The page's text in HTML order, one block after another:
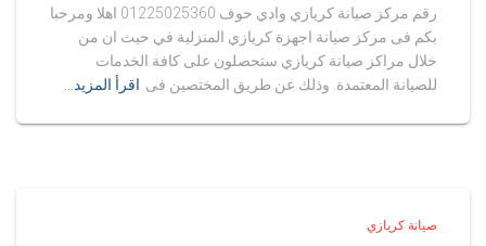
رقم مركز صيانة كريازي وادي حوف 01225025360 اهلا ومرحبا
بكم فى مركز صيانة اجهزة كريازي المنزلية في حيث ان من
خلال مراكز صيانة كريازي ستحصلون على كافة الخدمات
للصيانة المعتمدة. وذلك عن طريق المختصين فى اقرأ المزيد…
صيانة كريازي